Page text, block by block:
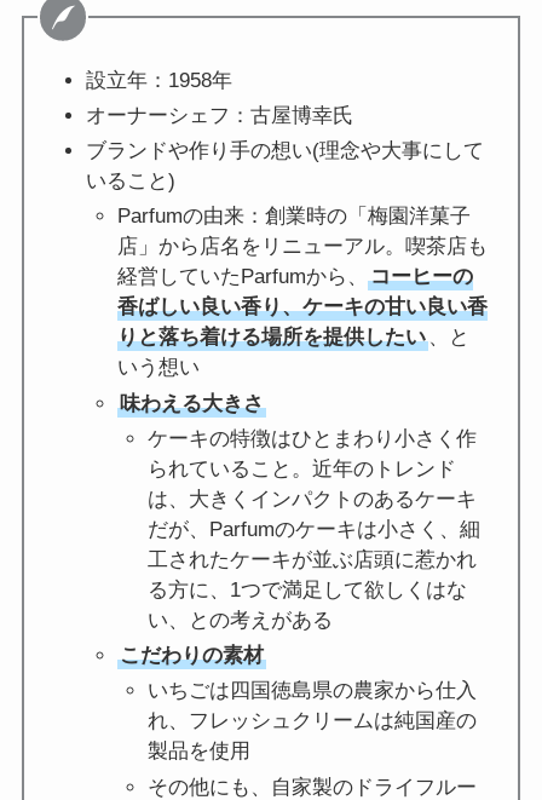
設立年：1958年
オーナーシェフ：古屋博幸氏
ブランドや作り手の想い(理念や大事にして
いること)
Parfumの由来：創業時の「梅園洋菓子
店」から店名をリニューアル。喫茶店も
経営していたParfumから、
コーヒーの
香ばしい良い香り、ケーキの甘い良い香
りと落ち着ける場所を提供したい、と
いう想い
味わえる大きさ
ケーキの特徴はひとまわり小さく作
られていること。近年のトレンド
は、大きくインパクトのあるケーキ
だが、Parfumのケーキは小さく、細
工されたケーキが並ぶ店頭に惹かれ
る方に、1つで満足して欲しくはな
い、との考えがある
こだわりの素材
いちごは四国徳島県の農家から仕入
れ、フレッシュクリームは純国産の
製品を使用
その他にも、自家製のドライフルー